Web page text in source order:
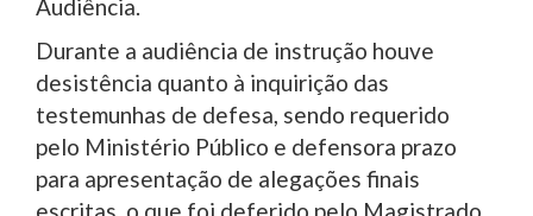
Audiência.
Durante a audiência de instrução houve
desistência quanto à inquirição das
testemunhas de defesa, sendo requerido
pelo Ministério Público e defensora prazo
para apresentação de alegações finais
escritas, o que foi deferido pelo Magistrado